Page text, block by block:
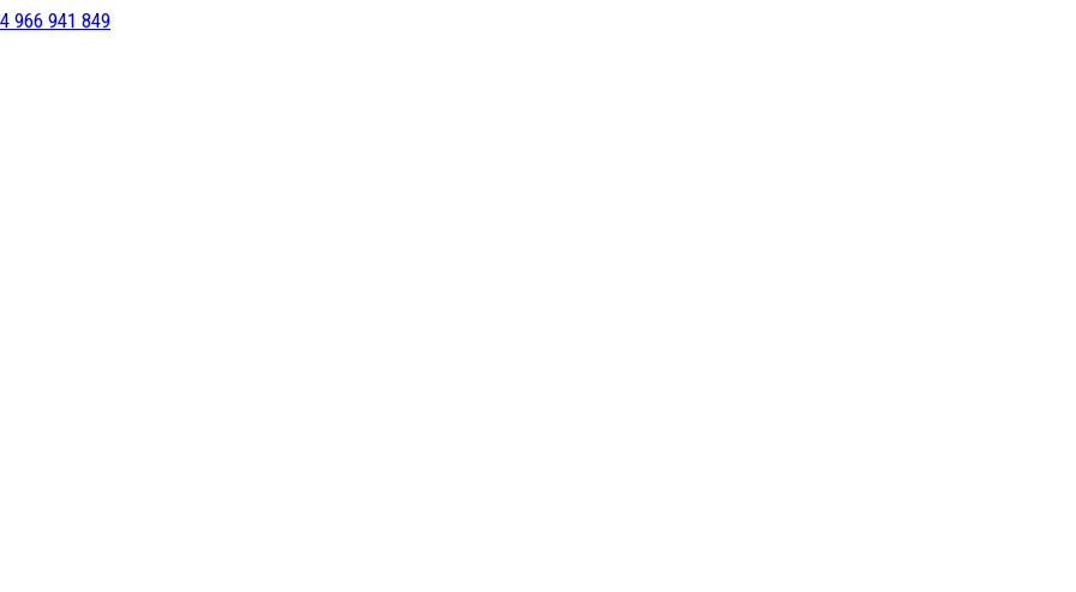
966 941 849